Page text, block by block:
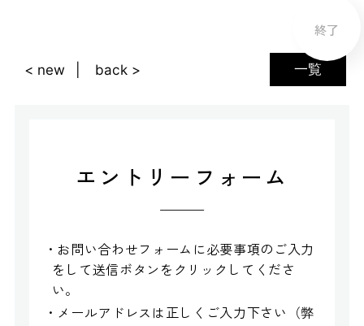
終了
一覧
< new back >
エントリーフォーム
・お問い合わせフォームに必要事項のご入力
をして送信ボタンをクリックしてくださ
い。
・メールアドレスは正しくご入力下さい（弊